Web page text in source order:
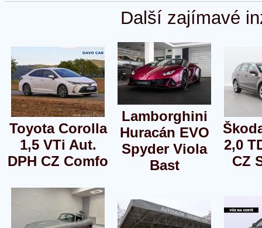
Další zajímavé
Toyota Corolla
1,5 VTi Aut.
DPH CZ Comfo
Lamborghini
Huracán EVO
Spyder Viola
Bast
2,0
CZ